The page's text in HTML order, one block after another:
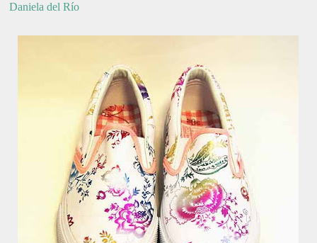
Daniela del Río